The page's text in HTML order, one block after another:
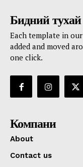
Бидний тухай
Each template in
added and moved
one click.
Компани
About
Contact us